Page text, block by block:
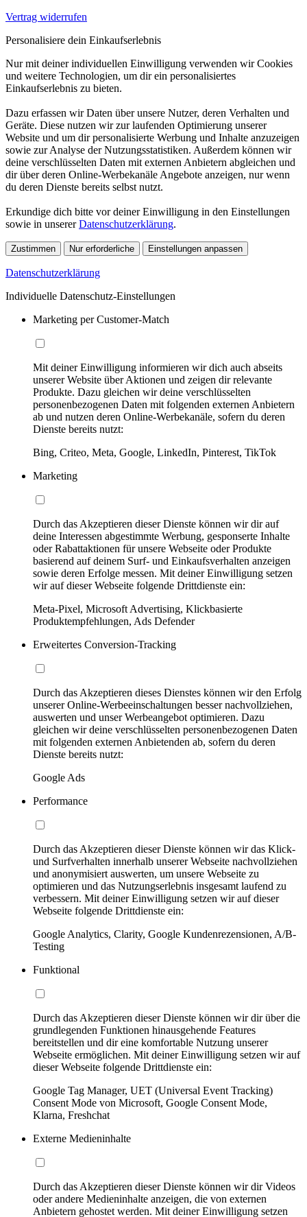
Vertrag widerrufen
Personalisiere dein Einkaufserlebnis
Nur mit deiner individuellen Einwilligung verwenden wir Cookies
und weitere Technologien, um dir ein personalisiertes
Einkaufserlebnis zu bieten.
Dazu erfassen wir Daten über unsere Nutzer, deren Verhalten und
Geräte. Diese nutzen wir zur laufenden Optimierung unserer
Website und um dir personalisierte Werbung und Inhalte anzuzeigen
sowie zur Analyse der Nutzungsstatistiken. Außerdem können wir
deine verschlüsselten Daten mit externen Anbietern abgleichen und
dir über deren Online-Werbekanäle Angebote anzeigen, nur wenn
du deren Dienste bereits selbst nutzt.
Erkundige dich bitte vor deiner Einwilligung in den Einstellungen
sowie in unsererDatenschutzerklärung.
Zustimmen Nur erforderliche Einstellungen anpassen
Datenschutzerklärung
Individuelle Datenschutz-Einstellungen
Marketing per Customer-Match
Mit deiner Einwilligung informieren wir dich auch abseits
unserer Website über Aktionen und zeigen dir relevante
Produkte. Dazu gleichen wir deine verschlüsselten
personenbezogenen Daten mit folgenden externen Anbietern
ab und nutzen deren Online-Werbekanäle, sofern du deren
Dienste bereits nutzt:
Bing, Criteo, Meta, Google, LinkedIn, Pinterest, TikTok
Marketing
Durch das Akzeptieren dieser Dienste können wir dir auf
deine Interessen abgestimmte Werbung, gesponserte Inhalte
oder Rabattaktionen für unsere Webseite oder Produkte
basierend auf deinem Surf- und Einkaufsverhalten anzeigen
sowie deren Erfolge messen. Mit deiner Einwilligung setzen
wir auf dieser Webseite folgende Drittdienste ein:
Meta-Pixel, Microsoft Advertising, Klickbasierte
Produktempfehlungen, Ads Defender
Erweitertes Conversion-Tracking
Durch das Akzeptieren dieses Dienstes können wir den Erfolg
unserer Online-Werbeeinschaltungen besser nachvollziehen,
auswerten und unser Werbeangebot optimieren. Dazu
gleichen wir deine verschlüsselten personenbezogenen Daten
mit folgenden externen Anbietenden ab, sofern du deren
Dienste bereits nutzt:
Google Ads
Performance
Durch das Akzeptieren dieser Dienste können wir das Klick-
und Surfverhalten innerhalb unserer Webseite nachvollziehen
und anonymisiert auswerten, um unsere Webseite zu
optimieren und das Nutzungserlebnis insgesamt laufend zu
verbessern. Mit deiner Einwilligung setzen wir auf dieser
Webseite folgende Drittdienste ein:
Google Analytics, Clarity, Google Kundenrezensionen, A/B-
Testing
Funktional
Durch das Akzeptieren dieser Dienste können wir dir über die
grundlegenden Funktionen hinausgehende Features
bereitstellen und dir eine komfortable Nutzung unserer
Webseite ermöglichen. Mit deiner Einwilligung setzen wir auf
dieser Webseite folgende Drittdienste ein:
Google Tag Manager, UET (Universal Event Tracking)
Consent Mode von Microsoft, Google Consent Mode,
Klarna, Freshchat
Externe Medieninhalte
Durch das Akzeptieren dieser Dienste können wir dir Videos
oder andere Medieninhalte anzeigen, die von externen
Anbietern gehostet werden. Mit deiner Einwilligung setzen